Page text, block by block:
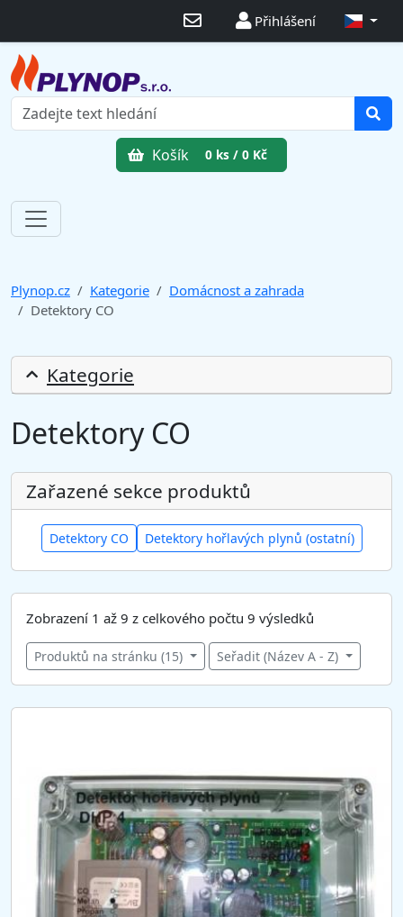
Přihlášení
Košík 0 ks / 0 Kč
Plynop.cz Kategorie
Domácnost a zahrada
Detektory CO
Kategorie
Detektory CO
Zařazené sekce produktů
Detektory CO Detektory hořlavých plynů (ostatní)
Zobrazení 1 až 9 z celkového počtu 9 výsledků
Produktů na stránku (15) Seřadit (Název A - Z)